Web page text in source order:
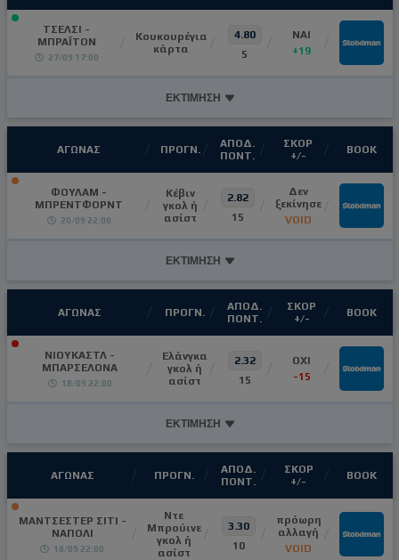
ΤΣΕΛΣΙ -
ΜΠΡΑΪΤΟΝ
27/09 17:00
Κουκουρέγια
κάρτα
4.80
5
NAI
+19
ΕΚΤΙΜΗΣΗ
ΑΓΩΝΑΣ ΠΡΟΓΝ.
ΑΠΟΔ.
ΠΟΝΤ.
ΣΚΟΡ
+/-
ΒΟΟΚ
ΦΟΥΛΑΜ -
ΜΠΡΕΝΤΦΟΡΝΤ
20/09 22:00
Κέβιν
γκολ ή
ασίστ
2.82
15
Δεν
ξεκίνησε
VOID
ΕΚΤΙΜΗΣΗ
ΑΓΩΝΑΣ ΠΡΟΓΝ.
ΑΠΟΔ.
ΠΟΝΤ.
ΣΚΟΡ
+/-
ΒΟΟΚ
ΝΙΟΥΚΑΣΤΛ -
ΜΠΑΡΣΕΛΟΝΑ
18/09 22:00
Ελάνγκα
γκολ ή
ασίστ
2.32
15
OXI
-15
ΕΚΤΙΜΗΣΗ
ΑΓΩΝΑΣ ΠΡΟΓΝ.
ΑΠΟΔ.
ΠΟΝΤ.
ΣΚΟΡ
+/-
ΒΟΟΚ
ΜΑΝΤΣΕΣΤΕΡ ΣΙΤΙ -
ΝΑΠΟΛΙ
18/09 22:00
Ντε
Μπρούινε
γκολ ή
ασίστ
3.30
10
πρόωρη
αλλαγή
VOID